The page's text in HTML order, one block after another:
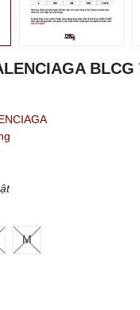
BLCG
M